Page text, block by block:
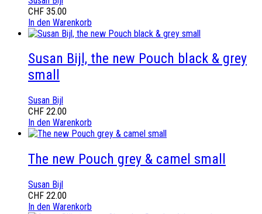
CHF 35.00
In den Warenkorb
Susan Bijl, the new Pouch black & grey
small
Susan Bijl
CHF 22.00
In den Warenkorb
The new Pouch grey & camel small
Susan Bijl
CHF 22.00
In den Warenkorb